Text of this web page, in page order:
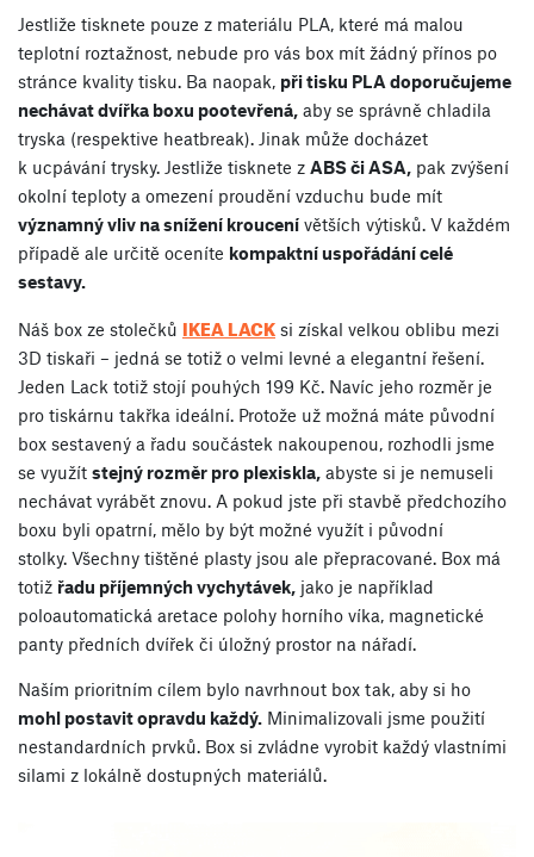
Jestliže tisknete pouze z materiálu PLA, které má malou
teplotní roztažnost, nebude pro vás box mít žádný přínos po
stránce kvality tisku. Ba naopak, při tisku PLA doporučujeme
nechávat dvířka boxu pootevřená, aby se správně chladila
tryska (respektive heatbreak). Jinak může docházet
k ucpávání trysky. Jestliže tisknete z ABS či ASA, pak zvýšení
okolní teploty a omezení proudění vzduchu bude mít
významný vliv na snížení kroucení větších výtisků. V každém
případě ale určitě oceníte kompaktní uspořádání celé
sestavy.
Náš box ze stolečků IKEA LACK si získal velkou oblibu mezi
3D tiskaři – jedná se totiž o velmi levné a elegantní řešení.
Jeden Lack totiž stojí pouhých 199 Kč. Navíc jeho rozměr je
pro tiskárnu takřka ideální. Protože už možná máte původní
box sestavený a řadu součástek nakoupenou, rozhodli jsme
se využít stejný rozměr pro plexiskla, abyste si je nemuseli
nechávat vyrábět znovu. A pokud jste při stavbě předchozího
boxu byli opatrní, mělo by být možné využít i původní
stolky. Všechny tištěné plasty jsou ale přepracované. Box má
totiž řadu příjemných vychytávek, jako je například
poloautomatická aretace polohy horního víka, magnetické
panty předních dvířek či úložný prostor na nářadí.
Naším prioritním cílem bylo navrhnout box tak, aby si ho
mohl postavit opravdu každý. Minimalizovali jsme použití
nestandardních prvků. Box si zvládne vyrobit každý vlastními
silami z lokálně dostupných materiálů.